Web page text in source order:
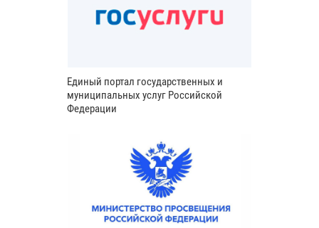
Единый портал государственных и
муниципальных услуг Российской
Федерации